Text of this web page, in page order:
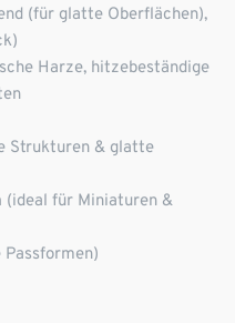
(für glatte Oberflächen),
Harze, hitzebeständige
Strukturen & glatte
(ideal für Miniaturen &
Passformen)